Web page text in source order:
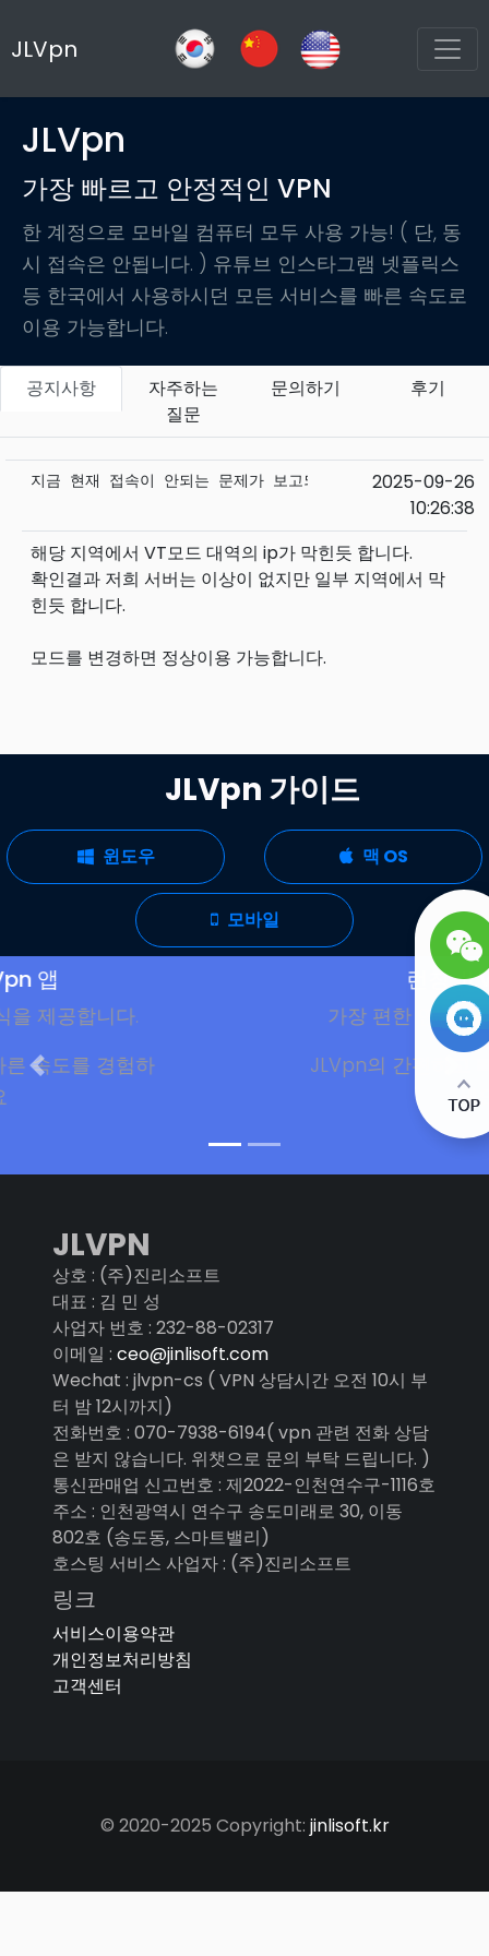
JLVpn
JLVpn
가장 빠르고 안정적인 VPN
한 계정으로 모바일 컴퓨터 모두 사용 가능! ( 단, 동
시 접속은 안됩니다. ) 유튜브 인스타그램 넷플릭스
등 한국에서 사용하시던 모든 서비스를 빠른 속도로
이용 가능합니다.
공지사항
자주하는
질문
문의하기 후기
지금 현재 접속이 안되는 문제가 보고되고 있습니다.2025-09-26
10:26:38
해당 지역에서 VT모드 대역의 ip가 막힌듯 합니다.
확인결과 저희 서버는 이상이 없지만 일부 지역에서 막
힌듯 합니다.
모드를 변경하면 정상이용 가능합니다.
JLVpn 가이드
윈도우 맥 OS
모바일
가장 편한 연결 방식을 제공합니다.
JLVpn의 간편하고 빠른 속도를 경험
JLVPN
상호 : (주)진리소프트
대표 : 김 민 성
사업자 번호 : 232-88-02317
이메일 : ceo@jinlisoft.com
Wechat : jlvpn-cs ( VPN 상담시간 오전 10시 부
터 밤 12시까지)
전화번호 : 070-7938-6194( vpn 관련 전화 상담
은 받지 않습니다. 위챗으로 문의 부탁 드립니다. )
통신판매업 신고번호 : 제2022-인천연수구-1116호
주소 : 인천광역시 연수구 송도미래로 30, 이동
802호 (송도동, 스마트밸리)
호스팅 서비스 사업자 : (주)진리소프트
링크
서비스이용약관
개인정보처리방침
고객센터
© 2020-2025 Copyright: jinlisoft.kr